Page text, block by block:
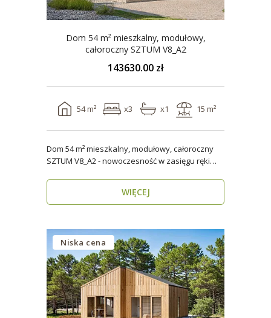
Dom 54 m² mieszkalny, modułowy,
całoroczny SZTUM V8_A2
143630.00 zł
54 m² x3 x1 15 m²
Dom 54 m² mieszkalny, modułowy, całoroczny
SZTUM V8_A2 - nowoczesność w zasięgu ręki
WIĘCEJ
Niska cena